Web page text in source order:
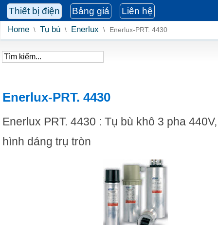
Thiết bị điện Bảng giá Liên hệ
Home \ Tụ bù \ Enerlux \ Enerlux-PRT. 4430
Enerlux-PRT. 4430
Enerlux PRT. 4430 : Tụ bù khô 3 pha
hình dáng trụ tròn